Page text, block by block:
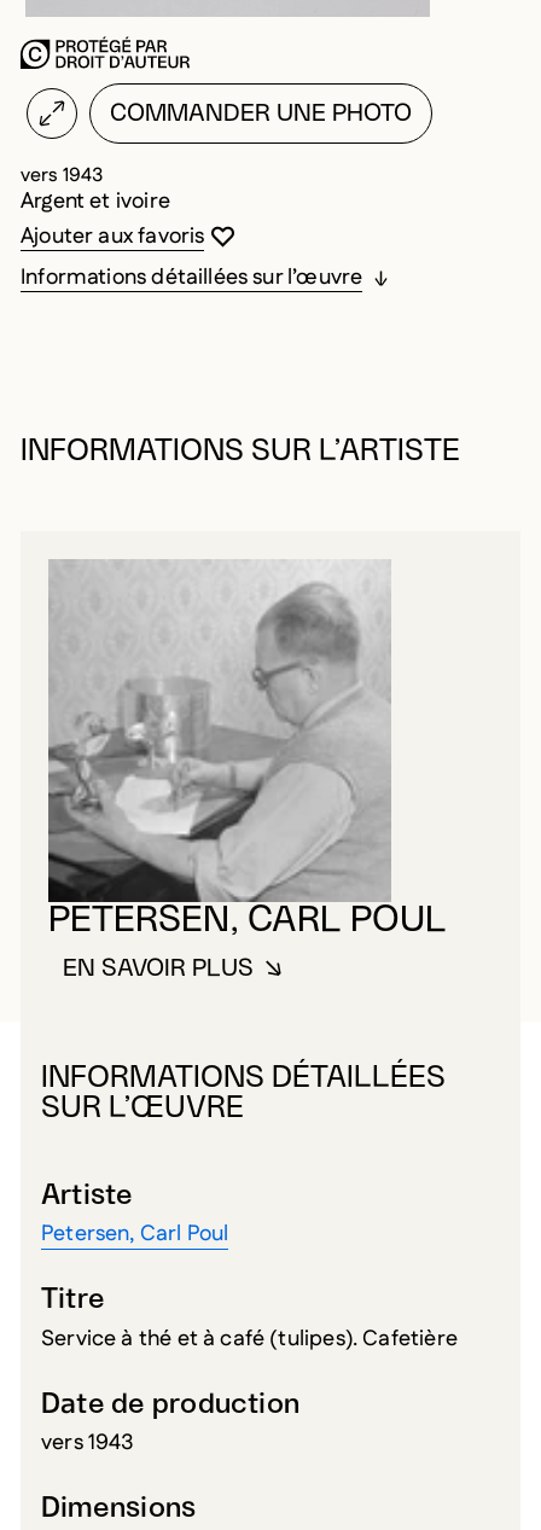
COMMANDER UNE PHOTO
vers 1943
Argent et ivoire
Vous devez être connecté pour ajouter
Fermer la modale
Ouvrir la modale
Ajouter aux favoris
Informations détaillées sur l’œuvre
INFORMATIONS SUR L’ARTISTE
PETERSEN, CARL POUL
EN SAVOIR PLUSÀ PROPOS DE PETERSEN, CARL
INFORMATIONS DÉTAILLÉES
SUR L’ŒUVRE
Artiste
Petersen, Carl Poul
Titre
Service à thé et à café (tulipes). Cafetière
Date de production
vers 1943
Dimensions